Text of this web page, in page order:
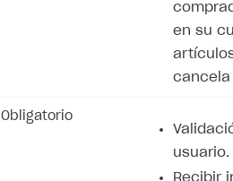
en su
cancela
Obligatorio
usuario.
Recibir